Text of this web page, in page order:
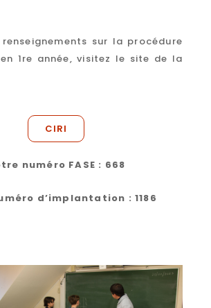
sur la procédure
1re année, visitez le site de la
CIRI
numéro FASE : 668
d’implantation : 1186